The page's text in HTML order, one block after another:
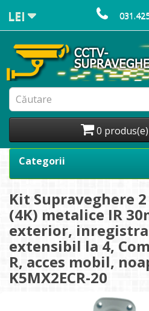
LEI
0
Categorii
Kit Supraveghere
(4K) metalice IR
exterior,
extensibil la 4,
R, acces mobil,
K5MX2ECR-20